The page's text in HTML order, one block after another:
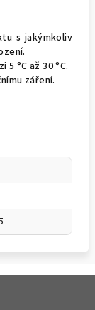
s jakýmkoliv
°C až 30 °C.
záření.